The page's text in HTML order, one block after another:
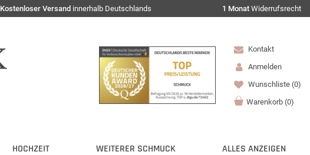
Kostenloser Versand innerhalb Deutschlands 1 Monat Widerrufsrecht
Kontakt
Anmelden
Wunschliste (0)
Warenkorb (0)
HOCHZEIT WEITERER SCHMUCK ALLES ANZEIGEN